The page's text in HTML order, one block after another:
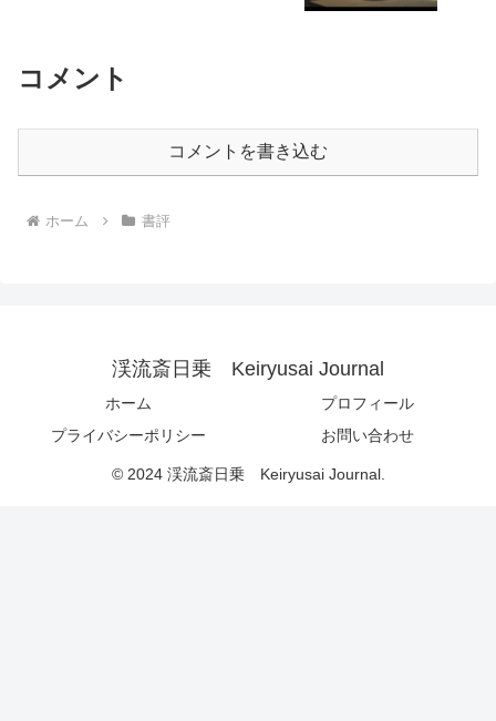
コメント
コメントを書き込む
ホーム 書評
渓流斎日乗 Keiryusai Journal
ホーム
プロフィール
プライバシーポリシー
お問い合わせ
© 2024 渓流斎日乗 Keiryusai Journal.